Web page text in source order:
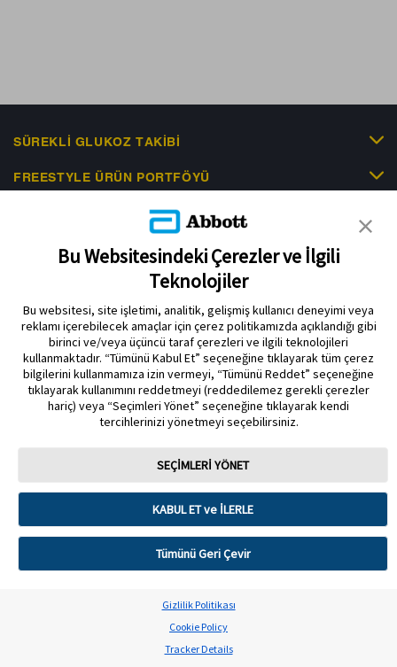
SÜREKLI GLUKOZ TAKIBI
FREESTYLE ÜRÜN PORTFÖYÜ
EDUCATIONAL RESOURCES
İLETIŞIM & HABERLER
Gizlilik Politikası Çerez Politikası
Kullanım Koşulları
Sensör muhafazası, FreeStyle, Libre ve ilgili marka markaları Abbott'un
herhangi bir Abbott ticari markası, ticari adı veya ticari takdim şekli, Abbott
Laboratuarlarının önceden yazılı izni olmaksızın, şirketin ürün veya
hizmetlerini tanımlamak dışında kullanılamaz. Bu web sitesi ve burada yer
alan bilgiler, Türkiye’de ikamet edenler tarafından kullanılmak üzere
tasarlanmıştır. Ürün resimleri yalnızca açıklama amaçlıdır.
İnkılap Mh. Dr Adnan Büyükdeniz Cd. No:2 Akkom Ofis Park Kelif Plaza
Bu Websitesindeki Çerezler ve İlgili
Teknolojiler
Bu websitesi, site işletimi, analitik, gelişmiş kullanıcı deneyimi veya
reklamı içerebilecek amaçlar için çerez politikamızda açıklandığı gibi
birinci ve/veya üçüncü taraf çerezleri ve ilgili teknolojileri
kullanmaktadır. “Tümünü Kabul Et” seçeneğine tıklayarak tüm çerez
bilgilerini kullanmamıza izin vermeyi, “Tümünü Reddet” seçeneğine
tıklayarak kullanımını reddetmeyi (reddedilemez gerekli çerezler
hariç) veya “Seçimleri Yönet” seçeneğine tıklayarak kendi
tercihlerinizi yönetmeyi seçebilirsiniz.
SEÇİMLERİ YÖNET
KABUL ET ve İLERLE
Tümünü Geri Çevir
Gizlilik Politikası
Cookie Policy
Tracker Details